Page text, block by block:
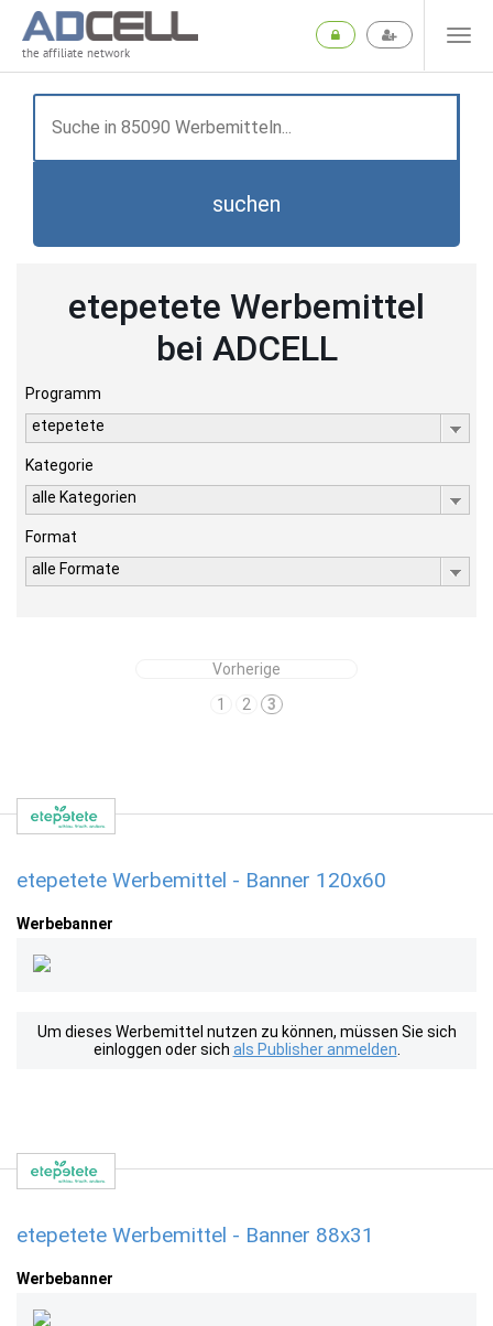
the affiliate network
suchen
etepetete Werbemittel
bei ADCELL
Programm
etepetete
Kategorie
alle Kategorien
Format
alle Formate
Vorherige
1
2 3
etepetete Werbemittel - Banner 120x60
Werbebanner
Um dieses Werbemittel nutzen zu können, müssen Sie sich
einloggen oder sich als Publisher anmelden
etepetete Werbemittel - Banner 88x31
Werbebanner